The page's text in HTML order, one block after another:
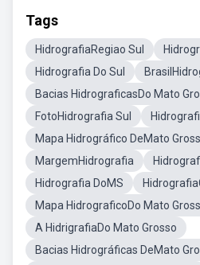
Tags
HidrografiaRegiao Sul
Hidrografia Do Sul
Bacias HidrograficasDo Mato
FotoHidrografia Sul
Mapa Hidrográfico DeMato
MargemHidrografia
Hidrografia DoMS
Mapa HidrograficoDo Mato
A HidrigrafiaDo Mato Grosso
Bacias Hidrográficas DeMato